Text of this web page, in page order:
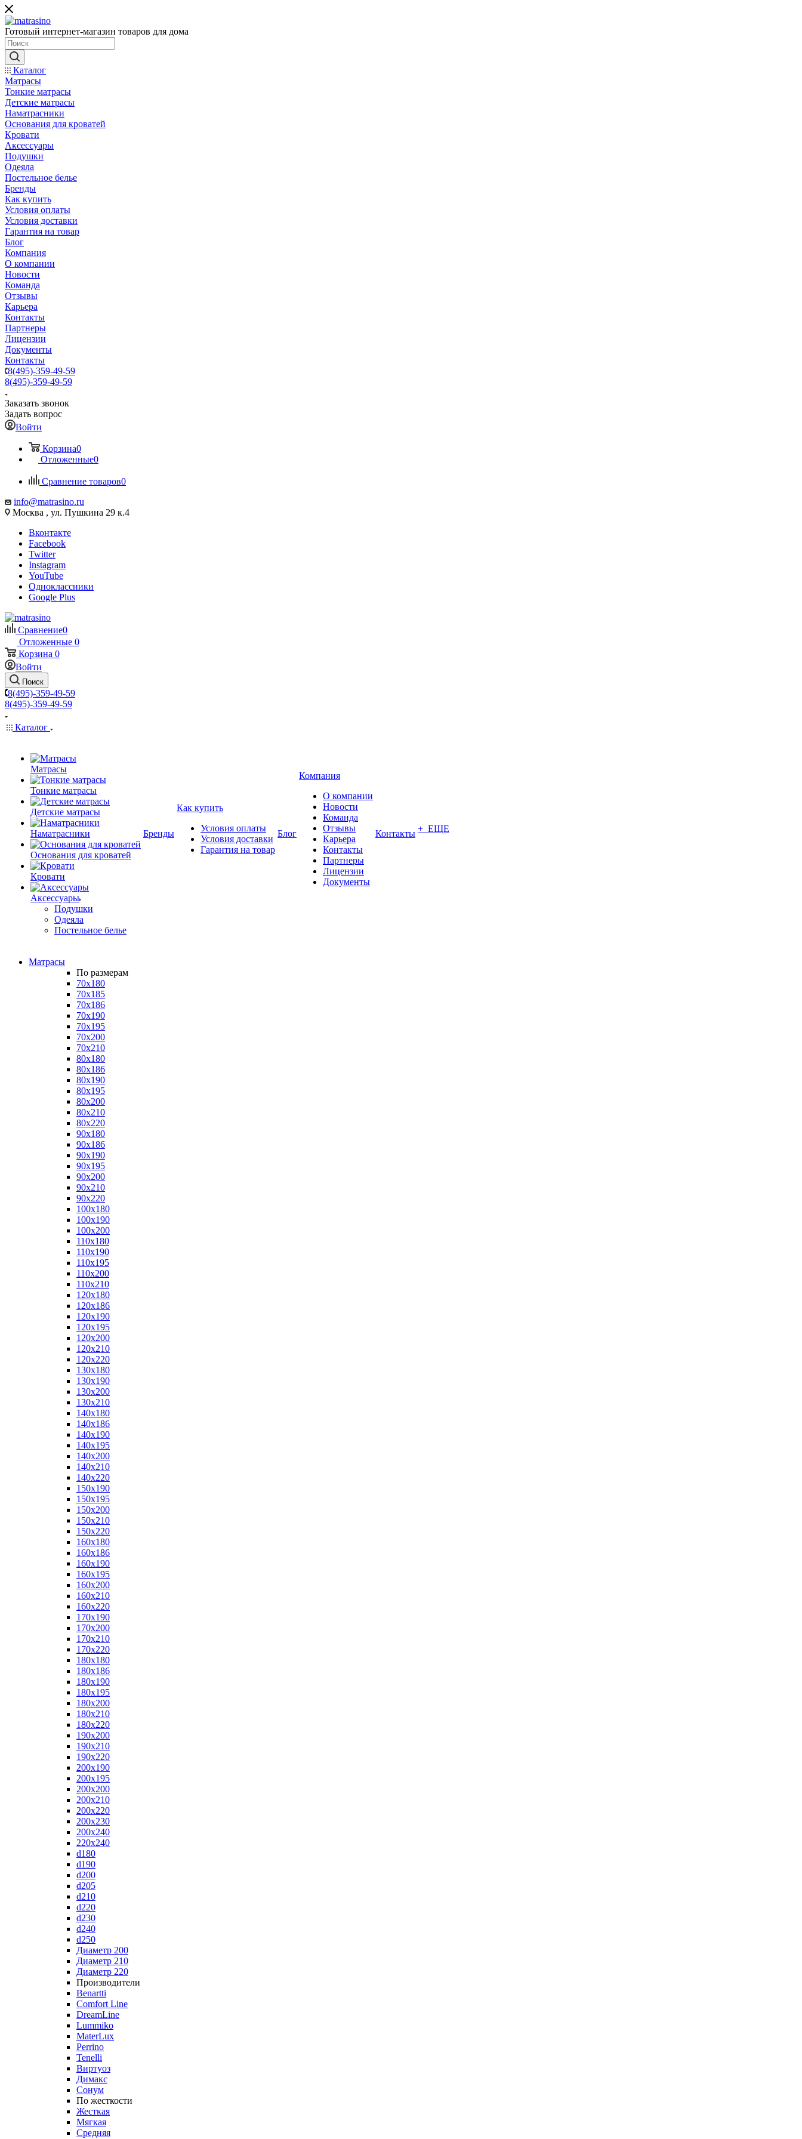
Готовый интернет-магазин товаров для дома
Каталог
Матрасы
Тонкие матрасы
Детские матрасы
Наматрасники
Основания для кроватей
Кровати
Аксессуары
Подушки
Одеяла
Постельное белье
Бренды
Как купить
Условия оплаты
Условия доставки
Гарантия на товар
Блог
Компания
О компании
Новости
Команда
Отзывы
Карьера
Контакты
Партнеры
Лицензии
Документы
Контакты
8(495)-359-49-59
8(495)-359-49-59
Заказать звонок
Задать вопрос
Войти
Корзина0
Отложенные0
Сравнение товаров0
info@matrasino.ru
Москва , ул. Пушкина 29 к.4
Вконтакте
Facebook
Twitter
Instagram
YouTube
Одноклассники
Google Plus
Сравнение0
Отложенные 0
Корзина 0
Войти
Поиск
8(495)-359-49-59
8(495)-359-49-59
Каталог
Матрасы
Тонкие матрасы
Детские матрасы
Наматрасники
Основания для кроватей
Кровати
Аксессуары
Подушки
Одеяла
Постельное белье
Бренды
Как купить
Условия оплаты
Условия доставки
Гарантия на товар
Блог
Компания
О компании
Новости
Команда
Отзывы
Карьера
Контакты
Партнеры
Лицензии
Документы
Контакты + ЕЩЕ
Матрасы
По размерам
70x180
70x185
70x186
70x190
70x195
70x200
70x210
80x180
80x186
80x190
80x195
80x200
80x210
80x220
90x180
90x186
90x190
90x195
90x200
90x210
90x220
100x180
100x190
100x200
110x180
110x190
110x195
110x200
110x210
120x180
120x186
120x190
120x195
120x200
120x210
120x220
130x180
130x190
130x200
130x210
140x180
140x186
140x190
140x195
140x200
140x210
140x220
150x190
150x195
150x200
150x210
150x220
160x180
160x186
160x190
160x195
160x200
160x210
160x220
170x190
170x200
170x210
170x220
180x180
180x186
180x190
180x195
180x200
180x210
180x220
190x200
190x210
190x220
200x190
200x195
200x200
200x210
200x220
200x230
200x240
220x240
d180
d190
d200
d205
d210
d220
d230
d240
d250
Диаметр 200
Диаметр 210
Диаметр 220
Производители
Benartti
Comfort Line
DreamLine
Lummiko
MaterLux
Perrino
Tenelli
Виртуоз
Димакс
Сонум
По жесткости
Жесткая
Мягкая
Средняя